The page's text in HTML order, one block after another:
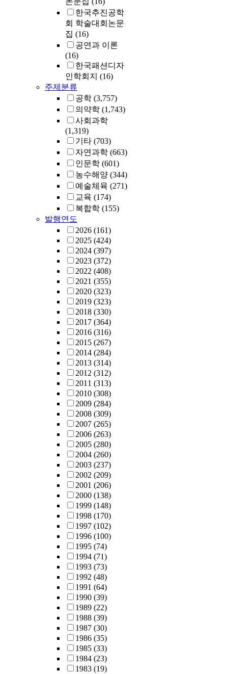
한국추진공학
회 학술대회논문
집 (16)
공연과 이론
(16)
한국패션디자
인학회지 (16)
주제분류
공학 (3,757)
의약학 (1,743)
사회과학
(1,319)
기타 (703)
자연과학 (663)
인문학 (601)
농수해양 (344)
예술체육 (271)
교육 (174)
복합학 (155)
발행연도
2026 (161)
2025 (424)
2024 (397)
2023 (372)
2022 (408)
2021 (355)
2020 (323)
2019 (323)
2018 (330)
2017 (364)
2016 (316)
2015 (267)
2014 (284)
2013 (314)
2012 (312)
2011 (313)
2010 (308)
2009 (284)
2008 (309)
2007 (265)
2006 (263)
2005 (280)
2004 (260)
2003 (237)
2002 (209)
2001 (206)
2000 (138)
1999 (148)
1998 (170)
1997 (102)
1996 (100)
1995 (74)
1994 (71)
1993 (73)
1992 (48)
1991 (64)
1990 (39)
1989 (22)
1988 (39)
1987 (30)
1986 (35)
1985 (33)
1984 (23)
1983 (19)